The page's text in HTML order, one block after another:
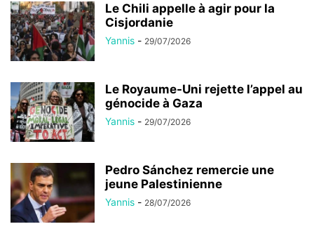
Le Chili appelle à agir pour la
Cisjordanie
Yannis - 29/07/2026
Le Royaume-Uni rejette l’appel au
génocide à Gaza
Yannis - 29/07/2026
Pedro Sánchez remercie une
jeune Palestinienne
Yannis - 28/07/2026